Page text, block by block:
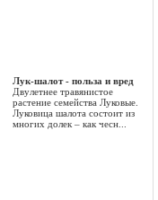
Лук-шалот - польза и вред
Двулетнее травянистое
растение семейства Луковые.
Луковица шалота состоит из
многих долек – как чесн...